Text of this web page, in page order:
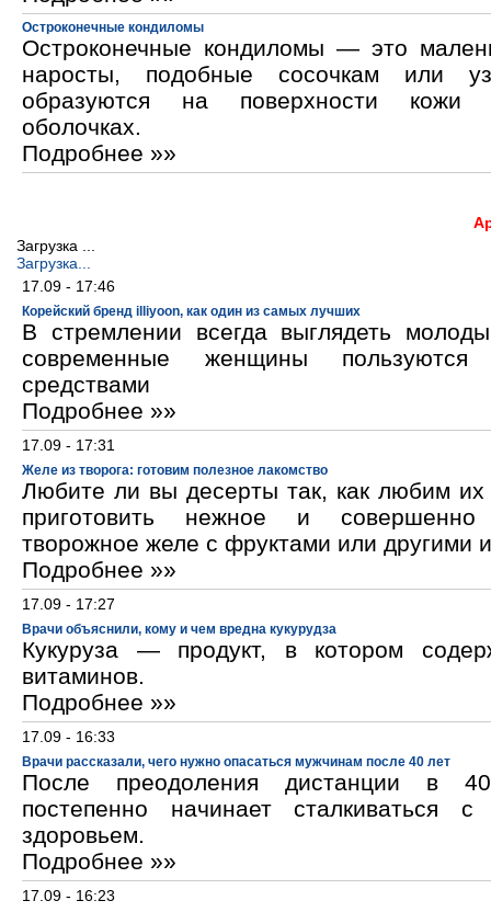
Остроконечные кондиломы
Остроконечные кондиломы — это
наросты, подобные сосочкам или
образуются на поверхности кожи
оболочках.
Подробнее »»
Загрузка ...
Загрузка...
17.09 - 17:46
Корейский бренд illiyoon, как один из самых лучших
В стремлении всегда выглядеть
современные женщины пользуются
средствами
Подробнее »»
17.09 - 17:31
Желе из творога: готовим полезное лакомство
Любите ли вы десерты так, как любим
приготовить нежное и
творожное желе с фруктами или другими
Подробнее »»
17.09 - 17:27
Врачи объяснили, кому и чем вредна кукурудза
Кукуруза — продукт, в котором
витаминов.
Подробнее »»
17.09 - 16:33
Врачи рассказали, чего нужно опасаться мужчинам после 40 лет
После преодоления дистанции в
постепенно начинает сталкиваться
здоровьем.
Подробнее »»
17.09 - 16:23